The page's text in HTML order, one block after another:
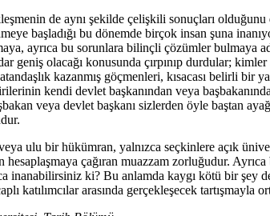
de aynı şekilde çelişkili sonuçları
başladığı bu dönemde birçok insan şuna
ayrıca bu sorunlara bilinçli çözümler
geniş olacağı konusunda çırpınıp durdular;
kazanmış göçmenleri, kısacası belirli
kendi devlet başkanından veya
veya devlet başkanı sizlerden öyle baştan
ulu bir hükümran, yalnızca seçkinlere açık
hesaplaşmaya çağıran muazzam zorluğudur.
inanabilirsiniz ki? Bu anlamda kaygı kötü bir şey
katılımcılar arasında gerçekleşecek